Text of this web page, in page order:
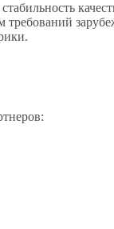
требований